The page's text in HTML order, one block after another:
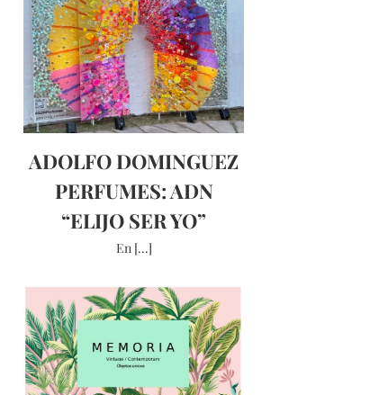
ADOLFO DOMINGUEZ
PERFUMES: ADN
“ELIJO SER YO”
En [...]